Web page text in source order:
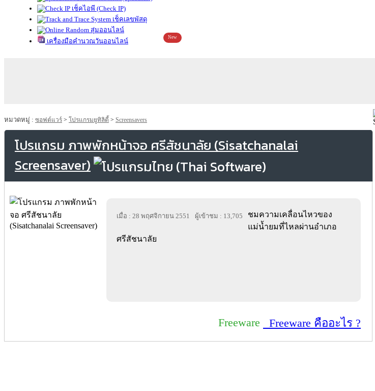
เช็คไอพี (Check IP)
เช็คเลขพัสดุ
สุ่มออนไลน์
เครื่องมือคำนวณวันออนไลน์
New
หมวดหมู่ : ซอฟต์แวร์ > โปรแกรมยูทิลิตี้ > Screensavers
โปรแกรม ภาพพักหน้าจอ ศรีสัชนาลัย (Sisatchanalai
Screensaver)
เมื่อ : 28 พฤศจิกายน 2551 ผู้เข้าชม : 13,705
ชมความเคลื่อนไหวของ
แม่น้ำยมที่ไหลผ่านอำเภอ
ศรีสัชนาลัย
Freeware Freeware คืออะไร ?